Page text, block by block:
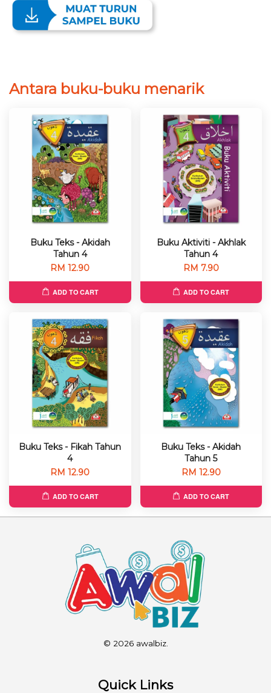
Antara buku-buku menarik
Buku Teks - Akidah
Tahun 4
RM 12.90
ADD TO CART
Buku Aktiviti - Akhlak
Tahun 4
RM 7.90
ADD TO CART
Buku Teks - Fikah Tahun
4
RM 12.90
ADD TO CART
Buku Teks - Akidah
Tahun 5
RM 12.90
ADD TO CART
© 2026 awalbiz.
Quick Links